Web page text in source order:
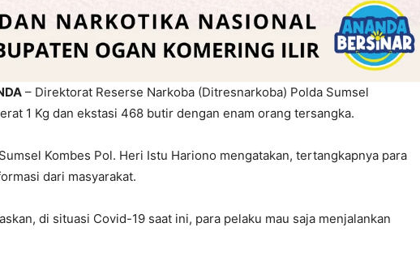
– Direktorat Reserse Narkoba (Ditresnarkoba) Polda Sumsel
1 Kg dan ekstasi 468 butir dengan enam orang tersangka.
Kombes Pol. Heri Istu Hariono mengatakan, tertangkapnya para
dari masyarakat.
di situasi Covid-19 saat ini, para pelaku mau saja menjalankan